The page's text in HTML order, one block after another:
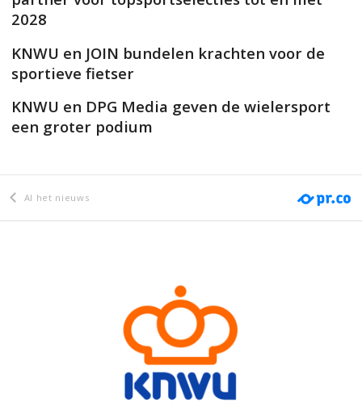
2028
KNWU en JOIN bundelen krachten voor de
sportieve fietser
KNWU en DPG Media geven de wielersport
een groter podium
Al het nieuws